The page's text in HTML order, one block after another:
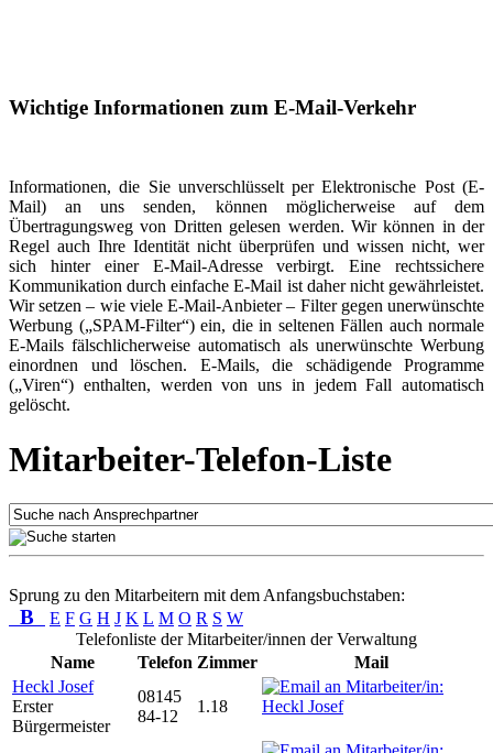
Wichtige Informationen zum E-Mail-Verkehr
Informationen, die Sie unverschlüsselt per Elektronische Post (E-
Mail) an uns senden, können möglicherweise auf dem
Übertragungsweg von Dritten gelesen werden. Wir können in der
Regel auch Ihre Identität nicht überprüfen und wissen nicht, wer
sich hinter einer E-Mail-Adresse verbirgt. Eine rechtssichere
Kommunikation durch einfache E-Mail ist daher nicht gewährleistet.
Wir setzen – wie viele E-Mail-Anbieter – Filter gegen unerwünschte
Werbung („SPAM-Filter“) ein, die in seltenen Fällen auch normale
E-Mails fälschlicherweise automatisch als unerwünschte Werbung
einordnen und löschen. E-Mails, die schädigende Programme
(„Viren“) enthalten, werden von uns in jedem Fall automatisch
gelöscht.
Mitarbeiter-Telefon-Liste
Sprung zu den Mitarbeitern mit dem Anfangsbuchstaben:
B E F G H J K L M O R S W
Telefonliste der Mitarbeiter/innen der Verwaltung
Name
Telefon Zimmer
Mail
Heckl Josef
Erster
Bürgermeister
08145
84-12
1.18